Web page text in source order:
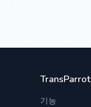
TransParrot
기능